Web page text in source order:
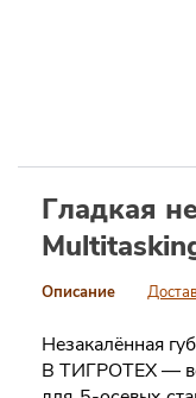
Гладкая
Описание
Незакалённая
В ТИГРОТЕХ —